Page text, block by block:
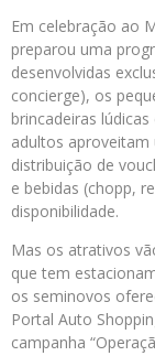
Em celebração ao
preparou uma
desenvolvidas
concierge), os
brincadeiras
adultos aproveitam
distribuição de
e bebidas (chopp,
disponibilidade.
Mas os atrativos
que tem
os seminovos
Portal Auto
campanha